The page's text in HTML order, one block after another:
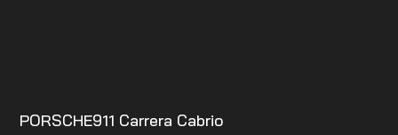
PORSCHE911 Carrera Cabrio